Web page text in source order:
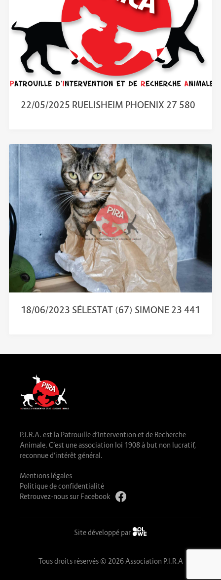
22/05/2025 RUELISHEIM PHOENIX 27 580
18/06/2023 SÉLESTAT (67) SIMONE 23 441
P.I.R.A. est la Patrouille d’Intervention et de Recherche
Animale. C’est une association loi 1908 à but non lucratif,
reconnue d’intérêt général.
Mentions légales
Politique de confidentialité
Retrouvez-nous sur Facebook
Site développé par
Tous droits réservés © 2026 Association P.I.R.A